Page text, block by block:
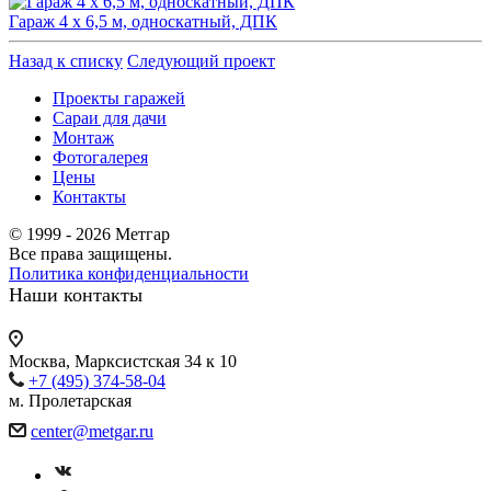
Гараж 4 х 6,5 м, односкатный, ДПК
Назад к списку Следующий проект
Проекты гаражей
Сараи для дачи
Монтаж
Фотогалерея
Цены
Контакты
© 1999 - 2026 Метгар
Все права защищены.
Политика конфиденциальности
Наши контакты
Москва, Марксистская 34 к 10
+7 (495) 374-58-04
м. Пролетарская
center@metgar.ru